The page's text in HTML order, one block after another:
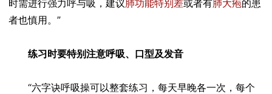
时需进行强力呼与吸，建议肺功能特别差或者有肺大疱的患
者也慎用。”
练习时要特别注意呼吸、口型及发音
“六字诀呼吸操可以整套练习，每天早晚各一次，每个